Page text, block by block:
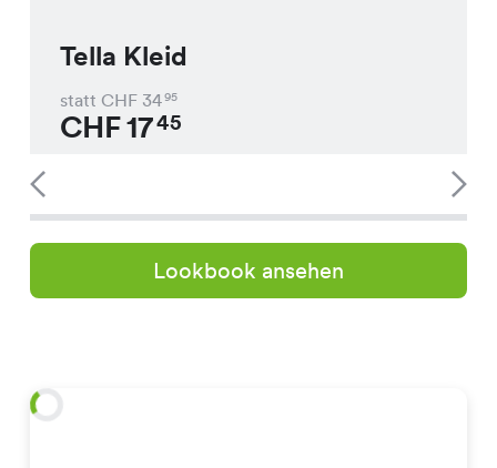
Tella Kleid
statt CHF 3495
CHF1745
Lookbook ansehen